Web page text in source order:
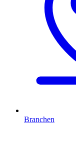
Branchen